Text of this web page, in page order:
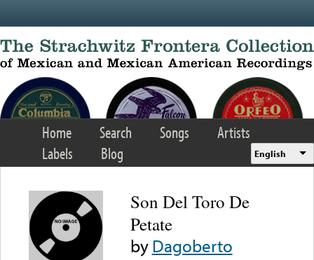
Home Search Songs
Artists
Labels
Blog English
Son Del Toro De
Petate
byDagoberto